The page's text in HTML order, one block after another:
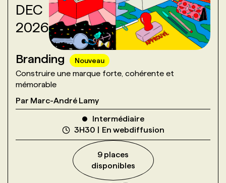
DEC
2026
Branding Nouveau
Construire une marque forte, cohérente et
mémorable
Par Marc-André Lamy
Intermédiaire
3H30
En webdiffusion
9 places
disponibles